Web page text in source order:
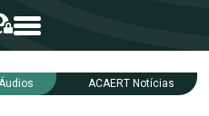
ACAERT Notícias